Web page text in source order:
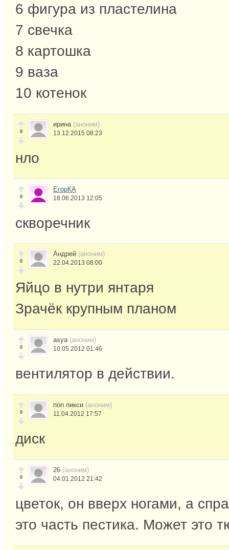
6 фигура из пластелина
7 свечка
8 картошка
9 ваза
10 котенок
0
ирина (аноним)
13.12.2015 08:23
нло
0
ЕгорКА
18.06.2013 12:05
скворечник
0
Андрей (аноним)
22.04.2013 08:00
Яйцо в нутри янтаря
Зрачёк крупным планом
0
asya (аноним)
10.05.2012 01:46
вентилятор в действии.
0
поп пикси (аноним)
11.04.2012 17:57
диск
0
26 (аноним)
04.01.2012 21:42
цветок, он вверх ногами, а
это часть пестика. Может это